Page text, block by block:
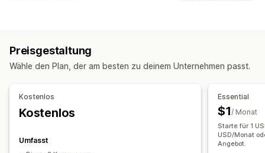
Großhandelspreise
Warenkorbrabatte Checkout-Rabatte
Geschenke
Countdown Timer
Dynamische Preise
Rabatte verwalten
Mengenrabatte
Gestaffelte Rabatte
Automatische Preisanpassung Automatische Anpassung
Preise zurücknehmen
Überwachung
Berichte
Preisgestaltung
Wähle den Plan, der am besten zu deinem Unternehmen passt.
Kostenlos
Kostenlos
Umfasst
Essential
$1/ Monat
Starte für 1
USD/Monat
Angebot.